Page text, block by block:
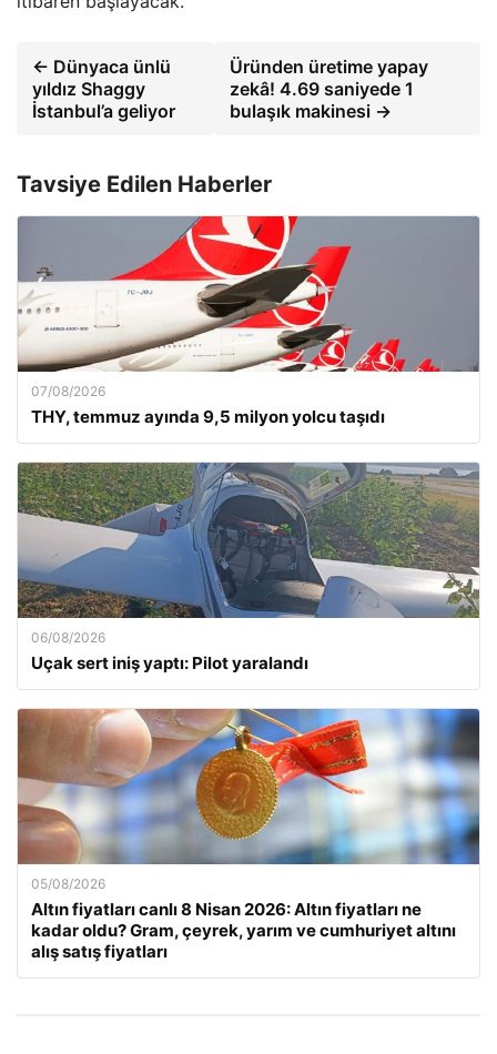
← Dünyaca ünlü
yıldız Shaggy
İstanbul’a geliyor
Üründen üretime yapay
zekâ! 4.69 saniyede 1
bulaşık makinesi →
Tavsiye Edilen Haberler
07/08/2026
THY, temmuz ayında 9,5 milyon yolcu taşıdı
06/08/2026
Uçak sert iniş yaptı: Pilot yaralandı
05/08/2026
Altın fiyatları canlı 8 Nisan 2026: Altın fiyatları ne
kadar oldu? Gram, çeyrek, yarım ve cumhuriyet altını
alış satış fiyatları